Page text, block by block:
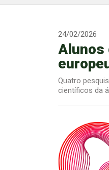
24/02/2026
Alunos
Quatro
científicos da